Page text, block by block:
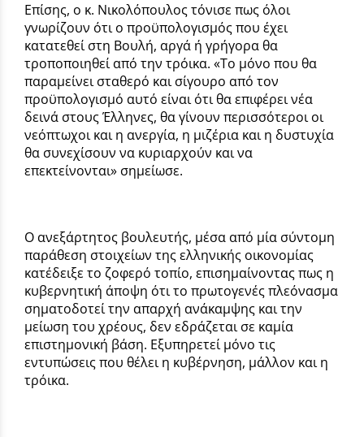
Επίσης, ο κ. Νικολόπουλος τόνισε πως όλοι
γνωρίζουν ότι ο προϋπολογισμός που έχει
κατατεθεί στη Βουλή, αργά ή γρήγορα θα
τροποποιηθεί από την τρόικα. «Το μόνο που θα
παραμείνει σταθερό και σίγουρο από τον
προϋπολογισμό αυτό είναι ότι θα επιφέρει νέα
δεινά στους Έλληνες, θα γίνουν περισσότεροι οι
νεόπτωχοι και η ανεργία, η μιζέρια και η δυστυχία
θα συνεχίσουν να κυριαρχούν και να
επεκτείνονται» σημείωσε.
Ο ανεξάρτητος βουλευτής, μέσα από μία σύντομη
παράθεση στοιχείων της ελληνικής οικονομίας
κατέδειξε το ζοφερό τοπίο, επισημαίνοντας πως η
κυβερνητική άποψη ότι το πρωτογενές πλεόνασμα
σηματοδοτεί την απαρχή ανάκαμψης και την
μείωση του χρέους, δεν εδράζεται σε καμία
επιστημονική βάση. Εξυπηρετεί μόνο τις
εντυπώσεις που θέλει η κυβέρνηση, μάλλον και η
τρόικα.